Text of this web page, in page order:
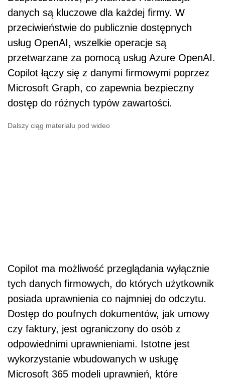
danych są kluczowe dla każdej firmy. W
przeciwieństwie do publicznie dostępnych
usług OpenAI, wszelkie operacje są
przetwarzane za pomocą usług Azure OpenAI.
Copilot łączy się z danymi firmowymi poprzez
Microsoft Graph, co zapewnia bezpieczny
dostęp do różnych typów zawartości.
Dalszy ciąg materiału pod wideo
Copilot ma możliwość przeglądania wyłącznie
tych danych firmowych, do których użytkownik
posiada uprawnienia co najmniej do odczytu.
Dostęp do poufnych dokumentów, jak umowy
czy faktury, jest ograniczony do osób z
odpowiednimi uprawnieniami. Istotne jest
wykorzystanie wbudowanych w usługę
Microsoft 365 modeli uprawnień, które